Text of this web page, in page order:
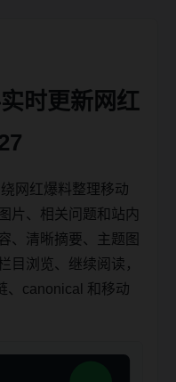
时更新网红
网红爆料整理移动
片、相关问题和站内
、清晰摘要、主题图
目浏览、继续阅读，
、canonical 和移动